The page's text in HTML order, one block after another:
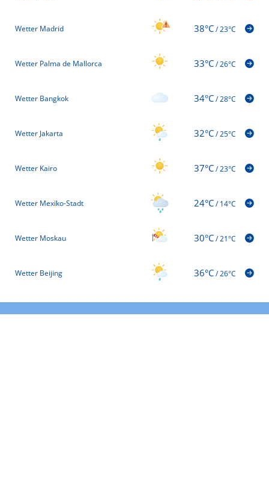
Wetter Madrid 38°C/23°C
Wetter Palma de Mallorca 33°C/26°C
Wetter Bangkok 34°C/28°C
Wetter Jakarta 32°C/25°C
Wetter Kairo 37°C/23°C
Wetter Mexiko-Stadt 24°C/14°C
Wetter Moskau 30°C/21°C
Wetter Beijing 36°C/26°C